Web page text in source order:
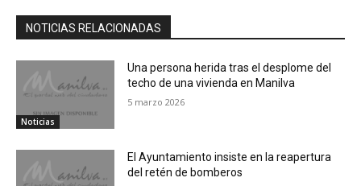
NOTICIAS RELACIONADAS
Noticias
Una persona herida tras el desplome del
techo de una vivienda en Manilva
5 marzo 2026
El Ayuntamiento insiste en la reapertura
del retén de bomberos